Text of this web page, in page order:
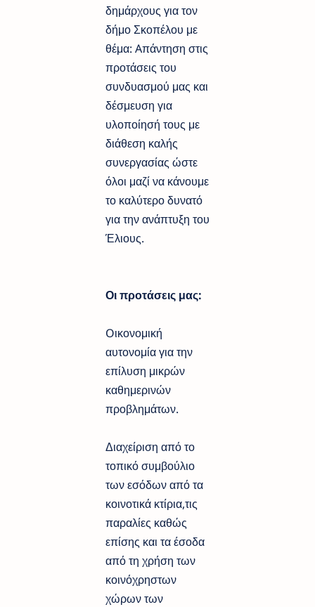
δημάρχους για τον
δήμο Σκοπέλου με
θέμα: Aπάντηση στις
προτάσεις του
συνδυασμού μας και
δέσμευση για
υλοποίησή τους με
διάθεση καλής
συνεργασίας ώστε
όλοι μαζί να κάνουμε
το καλύτερο δυνατό
για την ανάπτυξη του
Έλιους.
Οι προτάσεις μας:
Oικονομική
αυτονομία για την
επίλυση μικρών
καθημερινών
προβλημάτων.
Διαχείριση από το
τοπικό συμβούλιο
των εσόδων από τα
κοινοτικά κτίρια,τις
παραλίες καθώς
επίσης και τα έσοδα
από τη χρήση των
κοινόχρηστων
χώρων των